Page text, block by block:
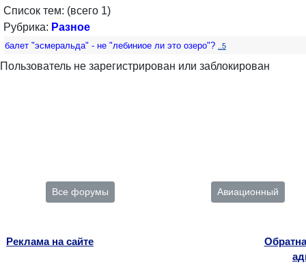
Список тем: (всего 1)
Рубрика: Разное
балет "эсмеральда" - не "лебиниое ли это озеро"? ..5
Пользователь не зарегистрирован или заблокирован
Все форумы Авиационный
Реклама на сайте